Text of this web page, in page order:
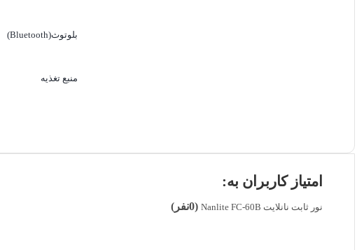
بلوتوث(Bluetooth)
منبع تغذیه
امتیاز کاربران به:
نور ثابت نانلایت Nanlite FC-60B (0نفر)